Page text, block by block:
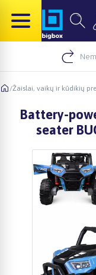
/Žaislai, vaikų ir kūdikių
Battery-
seater